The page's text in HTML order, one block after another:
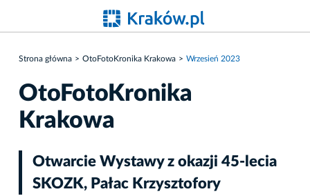
Strona główna OtoFotoKronika Krakowa Wrzesień 2023
OtoFotoKronika
Krakowa
Otwarcie Wystawy z okazji 45-lecia
SKOZK, Pałac Krzysztofory